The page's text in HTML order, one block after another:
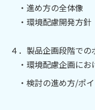
・進め方の全体像
・環境配慮開発方針
４．製品企画段階での
・環境配慮企画にお
・検討の進め方/ポ